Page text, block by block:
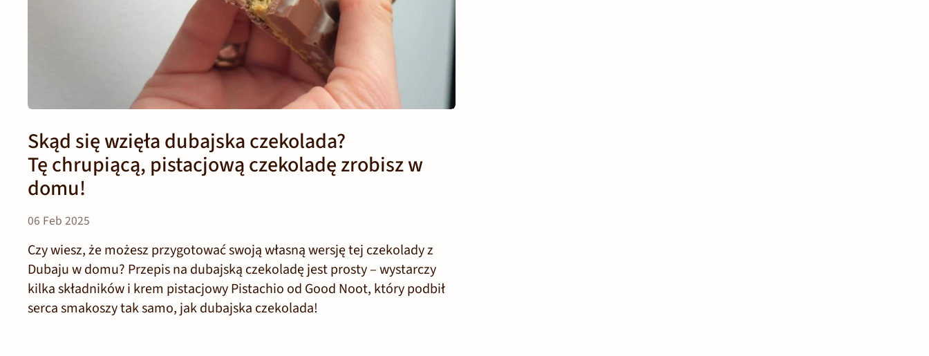
Skąd się wzięła dubajska czekolada?
Tę chrupiącą, pistacjową czekoladę zrobisz w
domu!
06 Feb 2025
Czy wiesz, że możesz przygotować swoją własną wersję tej czekolady z
Dubaju w domu? Przepis na dubajską czekoladę jest prosty – wystarczy
kilka składników i krem pistacjowy Pistachio od Good Noot, który podbił
serca smakoszy tak samo, jak dubajska czekolada!